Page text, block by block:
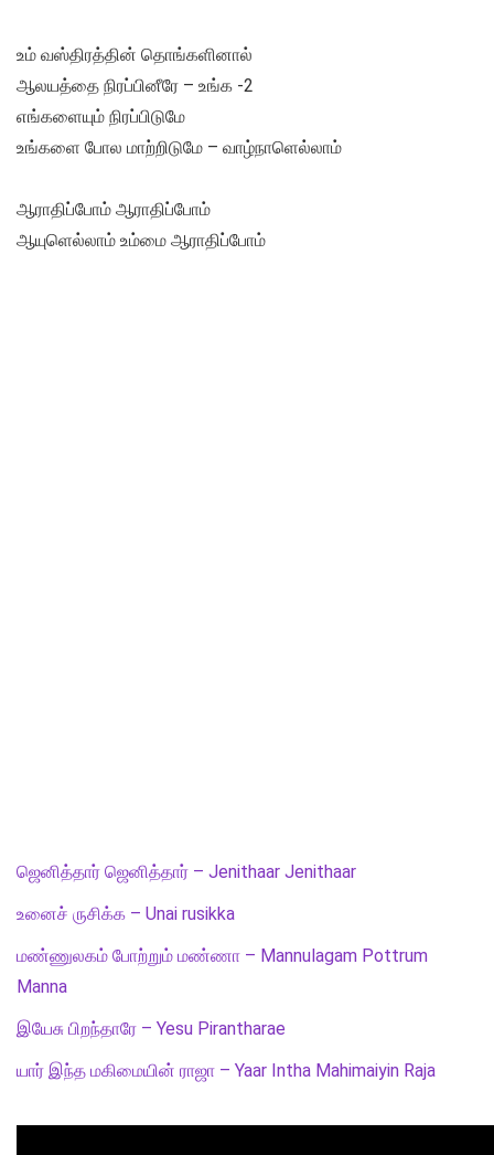
உம் வஸ்திரத்தின் தொங்களினால்
ஆலயத்தை நிரப்பினீரே – உங்க -2
எங்களையும் நிரப்பிடுமே
உங்களை போல மாற்றிடுமே – வாழ்நாளெல்லாம்
ஆராதிப்போம் ஆராதிப்போம்
ஆயுளெல்லாம் உம்மை ஆராதிப்போம்
ஜெனித்தார் ஜெனித்தார் – Jenithaar Jenithaar
உனைச் ருசிக்க – Unai rusikka
மண்ணுலகம் போற்றும் மண்ணா – Mannulagam Pottrum
Manna
இயேசு பிறந்தாரே – Yesu Pirantharae
யார் இந்த மகிமையின் ராஜா – Yaar Intha Mahimaiyin Raja